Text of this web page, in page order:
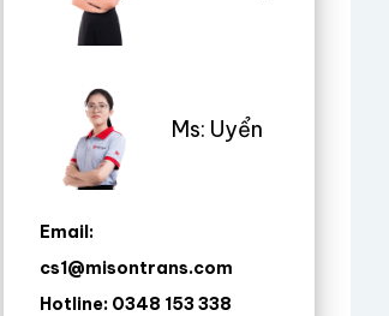
Ms: Uyển
Email:
cs1@misontrans.com
Hotline: 0348 153 338